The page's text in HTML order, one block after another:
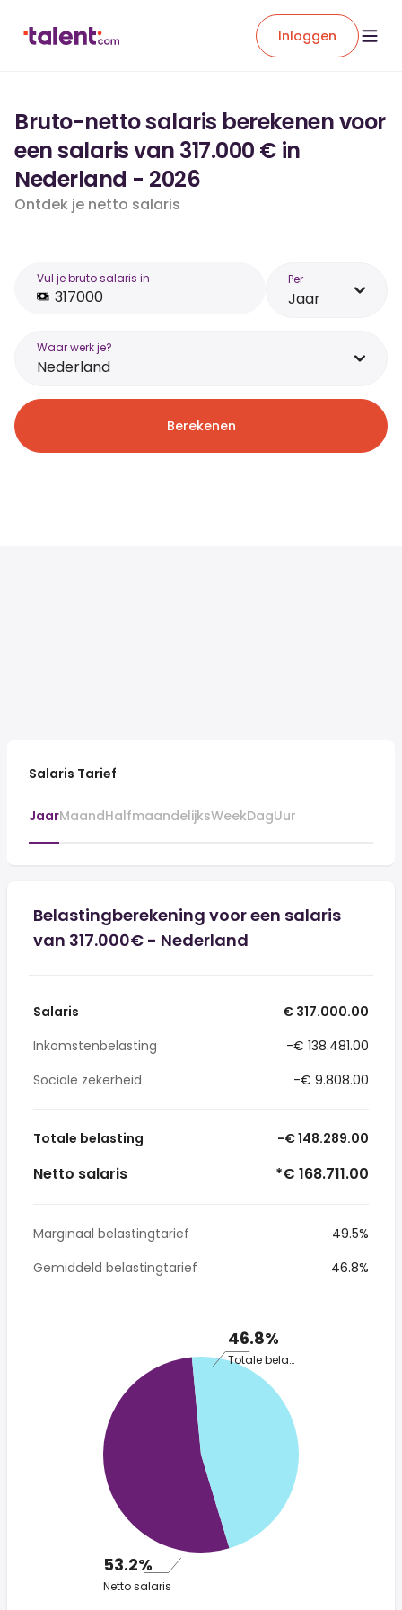
Inloggen
Bruto-netto salaris berekenen voor
een salaris van 317.000 € in
Nederland - 2026
Ontdek je netto salaris
Vul je bruto salaris in Per
Jaar
Waar werk je?
Nederland
Berekenen
Salaris Tarief
JaarMaandHalfmaandelijksWeekDagUur
Belastingberekening voor een salaris
van 317.000€ - Nederland
Salaris
€ 317.000.00
Inkomstenbelasting
-€ 138.481.00
Sociale zekerheid
-€ 9.808.00
Totale belasting -€ 148.289.00
Netto salaris *€ 168.711.00
Marginaal belastingtarief
49.5%
Gemiddeld belastingtarief
46.8%
46.8%
Totale belasting
53.2%
Netto salaris